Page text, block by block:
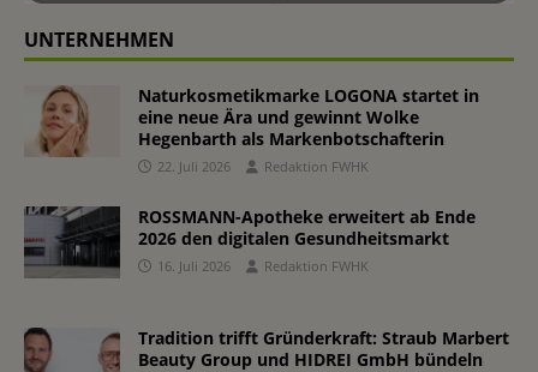
UNTERNEHMEN
Naturkosmetikmarke LOGONA startet in
eine neue Ära und gewinnt Wolke
Hegenbarth als Markenbotschafterin
22. Juli 2026 Redaktion FWHK
ROSSMANN-Apotheke erweitert ab Ende
2026 den digitalen Gesundheitsmarkt
16. Juli 2026 Redaktion FWHK
Tradition trifft Gründerkraft: Straub Marbert
Beauty Group und HIDREI GmbH bündeln